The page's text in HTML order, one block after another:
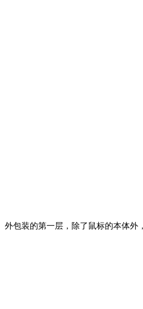
外包装的第一层，除了鼠标的本体外